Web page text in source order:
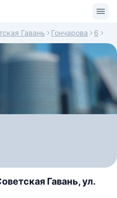
Гавань Гончарова 6
Гавань, ул.